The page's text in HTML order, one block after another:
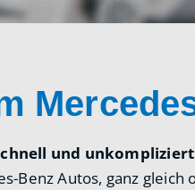
und
Autos, ganz gleich